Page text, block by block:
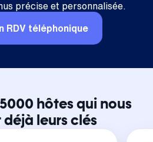
précise et personnalisée.
RDV téléphonique
hôtes qui nous
leurs clés